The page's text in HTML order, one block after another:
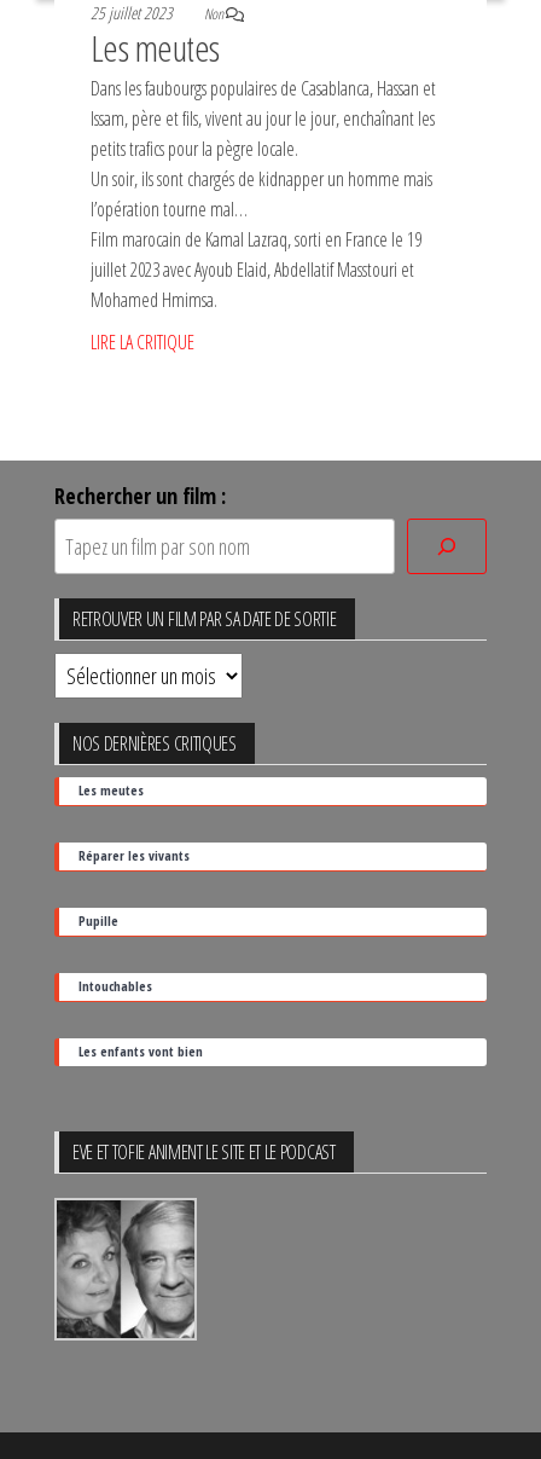
25 juillet 2023
Non
Les meutes
Dans les faubourgs populaires de Casablanca, Hassan et
Issam, père et fils, vivent au jour le jour, enchaînant les
petits trafics pour la pègre locale.
Un soir, ils sont chargés de kidnapper un homme mais
l’opération tourne mal…
Film marocain de Kamal Lazraq, sorti en France le 19
juillet 2023 avec Ayoub Elaid, Abdellatif Masstouri et
Mohamed Hmimsa.
LIRE LA CRITIQUE
Rechercher un film :
RETROUVER UN FILM PAR SA DATE DE SORTIE
Retrouver
un
film
par
sa
date
de
sortie
NOS DERNIÈRES CRITIQUES
Les meutes
Réparer les vivants
Pupille
Intouchables
Les enfants vont bien
EVE ET TOFIE ANIMENT LE SITE ET LE PODCAST